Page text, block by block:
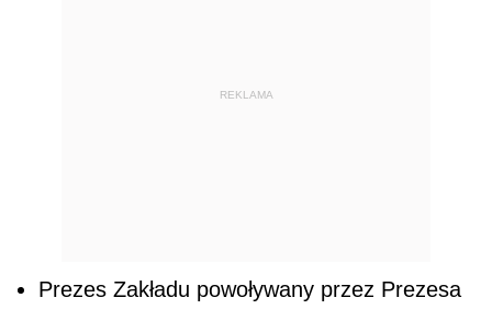
REKLAMA
Prezes Zakładu powoływany przez Prezesa